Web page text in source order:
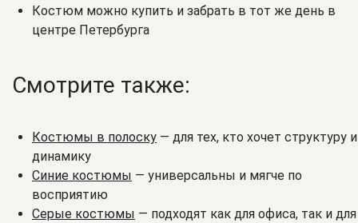
Костюм можно купить и забрать в тот же день в
центре Петербурга
Смотрите также:
Костюмы в полоску — для тех, кто хочет структуру и
динамику
Синие костюмы — универсальны и мягче по
восприятию
Серые костюмы — подходят как для офиса, так и для